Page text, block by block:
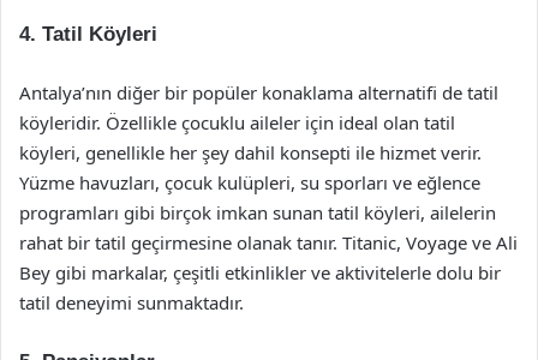
4. Tatil Köyleri
Antalya’nın diğer bir popüler konaklama alternatifi de tatil
köyleridir. Özellikle çocuklu aileler için ideal olan tatil
köyleri, genellikle her şey dahil konsepti ile hizmet verir.
Yüzme havuzları, çocuk kulüpleri, su sporları ve eğlence
programları gibi birçok imkan sunan tatil köyleri, ailelerin
rahat bir tatil geçirmesine olanak tanır. Titanic, Voyage ve Ali
Bey gibi markalar, çeşitli etkinlikler ve aktivitelerle dolu bir
tatil deneyimi sunmaktadır.